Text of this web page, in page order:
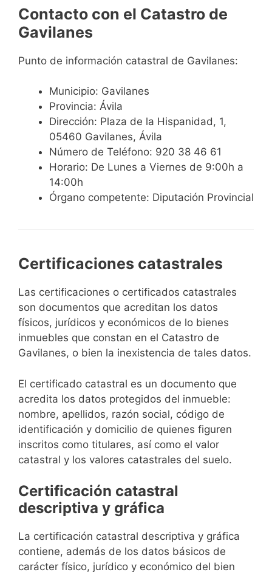
Contacto con el Catastro de
Gavilanes
Punto de información catastral de Gavilanes:
Municipio: Gavilanes
Provincia: Ávila
Dirección: Plaza de la Hispanidad, 1,
05460 Gavilanes, Ávila
Número de Teléfono: 920 38 46 61
Horario: De Lunes a Viernes de 9:00h a
14:00h
Órgano competente: Diputación Provincial
Certificaciones catastrales
Las certificaciones o certificados catastrales
son documentos que acreditan los datos
físicos, jurídicos y económicos de lo bienes
inmuebles que constan en el Catastro de
Gavilanes, o bien la inexistencia de tales datos.
El certificado catastral es un documento que
acredita los datos protegidos del inmueble:
nombre, apellidos, razón social, código de
identificación y domicilio de quienes figuren
inscritos como titulares, así como el valor
catastral y los valores catastrales del suelo.
Certificación catastral
descriptiva y gráfica
La certificación catastral descriptiva y gráfica
contiene, además de los datos básicos de
carácter físico, jurídico y económico del bien